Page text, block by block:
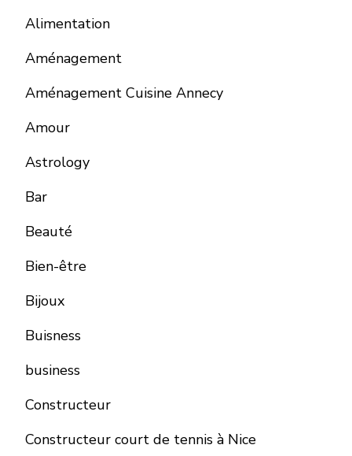
Alimentation
Aménagement
Aménagement Cuisine Annecy
Amour
Astrology
Bar
Beauté
Bien-être
Bijoux
Buisness
business
Constructeur
Constructeur court de tennis à Nice